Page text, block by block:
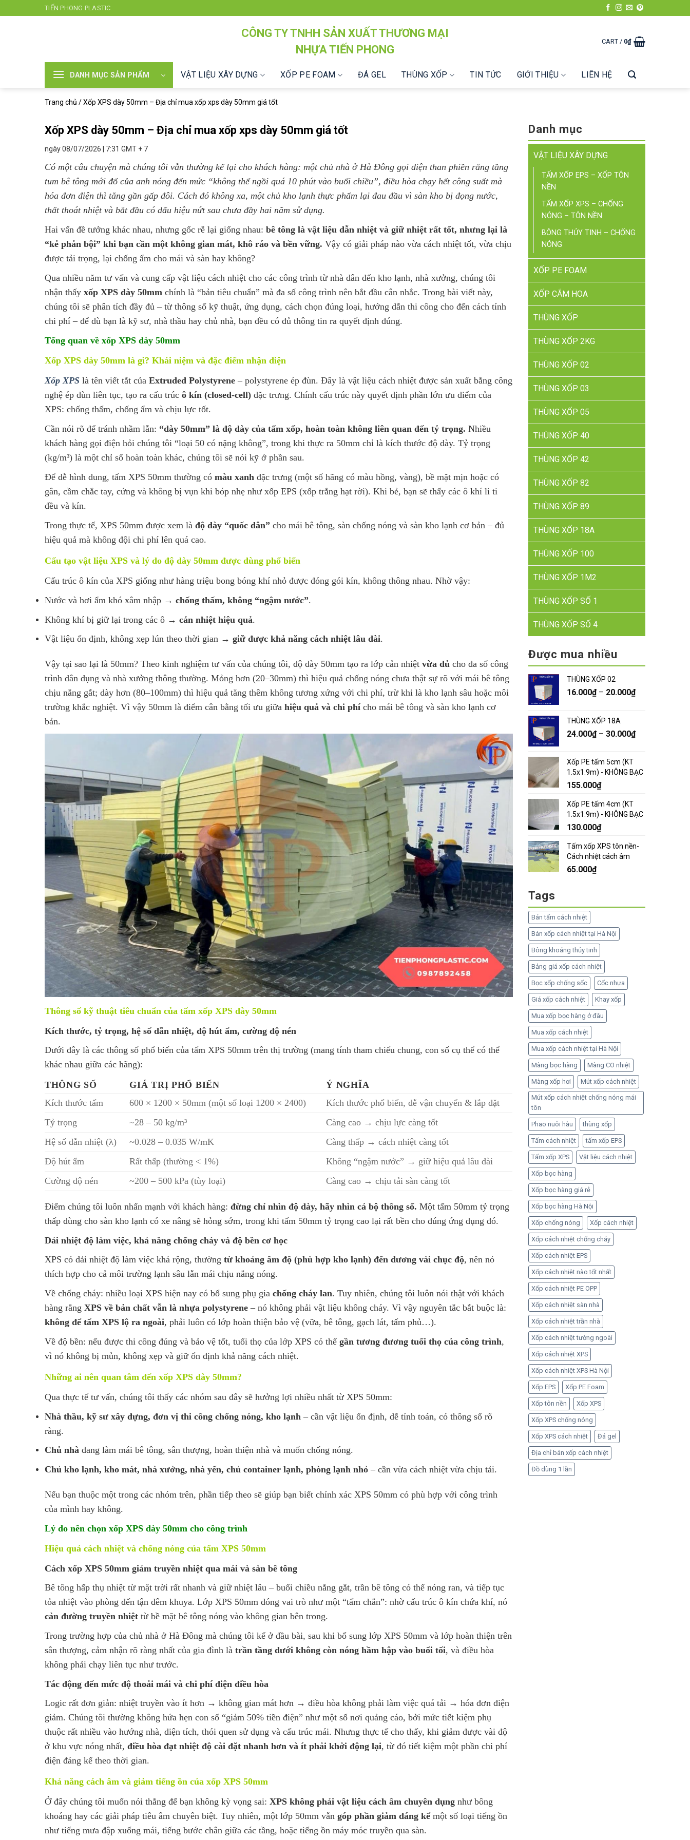
đến
TIẾN PHONG PLASTIC
CÔNG TY TNHH SẢN XUẤT THƯƠNG MẠI
NHỰA TIẾN PHONG
CART / 0₫
DANH MỤC SẢN PHẨM VẬT LIỆU XÂY DỰNG XỐP PE FOAM ĐÁ GEL THÙNG XỐP TIN TỨC GIỚI THIỆU LIÊN HỆ
Trang chủ /Xốp XPS dày 50mm – Địa chỉ mua xốp xps dày 50mm giá tốt
Xốp XPS dày 50mm – Địa chỉ mua xốp xps dày 50mm giá tốt
ngày 08/07/2026 | 7:31 GMT + 7
Có một câu chuyện mà chúng tôi vẫn thường kể lại cho khách hàng: một chủ nhà ở Hà Đông gọi điện than phiền rằng tầng
tum bê tông mới đổ của anh nóng đến mức “không thể ngồi quá 10 phút vào buổi chiều”, điều hòa chạy hết công suất mà
hóa đơn điện thì tăng gần gấp đôi. Cách đó không xa, một chủ kho lạnh thực phẩm lại đau đầu vì sàn kho bị đọng nước,
thất thoát nhiệt và bắt đầu có dấu hiệu nứt sau chưa đầy hai năm sử dụng.
Hai vấn đề tưởng khác nhau, nhưng gốc rễ lại giống nhau: bê tông là vật liệu dẫn nhiệt và giữ nhiệt rất tốt, nhưng lại là
“kẻ phản bội” khi bạn cần một không gian mát, khô ráo và bền vững. Vậy có giải pháp nào vừa cách nhiệt tốt, vừa chịu
được tải trọng, lại chống ẩm cho mái và sàn hay không?
Qua nhiều năm tư vấn và cung cấp vật liệu cách nhiệt cho các công trình từ nhà dân đến kho lạnh, nhà xưởng, chúng tôi
nhận thấy xốp XPS dày 50mm chính là “bản tiêu chuẩn” mà đa số công trình nên bắt đầu cân nhắc. Trong bài viết này,
chúng tôi sẽ phân tích đầy đủ – từ thông số kỹ thuật, ứng dụng, cách chọn đúng loại, hướng dẫn thi công cho đến cách tính
chi phí – để dù bạn là kỹ sư, nhà thầu hay chủ nhà, bạn đều có đủ thông tin ra quyết định đúng.
Tổng quan về xốp XPS dày 50mm
Xốp XPS dày 50mm là gì? Khái niệm và đặc điểm nhận diện
Xốp XPS là tên viết tắt của Extruded Polystyrene – polystyrene ép đùn. Đây là vật liệu cách nhiệt được sản xuất bằng công
nghệ ép đùn liên tục, tạo ra cấu trúc ô kín (closed-cell) đặc trưng. Chính cấu trúc này quyết định phần lớn ưu điểm của
XPS: chống thấm, chống ẩm và chịu lực tốt.
Cần nói rõ để tránh nhầm lẫn: “dày 50mm” là độ dày của tấm xốp, hoàn toàn không liên quan đến tỷ trọng. Nhiều
khách hàng gọi điện hỏi chúng tôi “loại 50 có nặng không”, trong khi thực ra 50mm chỉ là kích thước độ dày. Tỷ trọng
(kg/m³) là một chỉ số hoàn toàn khác, chúng tôi sẽ nói kỹ ở phần sau.
Để dễ hình dung, tấm XPS 50mm thường có màu xanh đặc trưng (một số hãng có màu hồng, vàng), bề mặt mịn hoặc có
gân, cầm chắc tay, cứng và không bị vụn khi bóp nhẹ như xốp EPS (xốp trắng hạt rời). Khi bẻ, bạn sẽ thấy các ô khí li ti
đều và kín.
Trong thực tế, XPS 50mm được xem là độ dày “quốc dân” cho mái bê tông, sàn chống nóng và sàn kho lạnh cơ bản – đủ
hiệu quả mà không đội chi phí lên quá cao.
Cấu tạo vật liệu XPS và lý do độ dày 50mm được dùng phổ biến
Cấu trúc ô kín của XPS giống như hàng triệu bong bóng khí nhỏ được đóng gói kín, không thông nhau. Nhờ vậy:
Nước và hơi ẩm khó xâm nhập → chống thấm, không “ngậm nước”.
Không khí bị giữ lại trong các ô → cản nhiệt hiệu quả.
Vật liệu ổn định, không xẹp lún theo thời gian → giữ được khả năng cách nhiệt lâu dài.
Vậy tại sao lại là 50mm? Theo kinh nghiệm tư vấn của chúng tôi, độ dày 50mm tạo ra lớp cản nhiệt vừa đủ cho đa số công
trình dân dụng và nhà xưởng thông thường. Mỏng hơn (20–30mm) thì hiệu quả chống nóng chưa thật sự rõ với mái bê tông
chịu nắng gắt; dày hơn (80–100mm) thì hiệu quả tăng thêm không tương xứng với chi phí, trừ khi là kho lạnh sâu hoặc môi
trường khắc nghiệt. Vì vậy 50mm là điểm cân bằng tối ưu giữa hiệu quả và chi phí cho mái bê tông và sàn kho lạnh cơ
bản.
Thông số kỹ thuật tiêu chuẩn của tấm xốp XPS dày 50mm
Kích thước, tỷ trọng, hệ số dẫn nhiệt, độ hút ẩm, cường độ nén
Dưới đây là các thông số phổ biến của tấm XPS 50mm trên thị trường (mang tính tham chiếu chung, con số cụ thể có thể
khác nhau giữa các hãng):
THÔNG SỐ
GIÁ TRỊ PHỔ BIẾN
Ý NGHĨA
Kích thước tấm
600 × 1200 × 50mm (một số loại 1200 × 2400)
Kích thước phổ biến, dễ vận chuyển & lắp đặt
Tỷ trọng
~28 – 50 kg/m³
Càng cao → chịu lực càng tốt
Hệ số dẫn nhiệt (λ)
~0.028 – 0.035 W/mK
Càng thấp → cách nhiệt càng tốt
Độ hút ẩm
Rất thấp (thường < 1%)
Không “ngậm nước” → giữ hiệu quả lâu dài
Cường độ nén
~200 – 500 kPa (tùy loại) Càng cao → chịu tải sàn càng tốt
Điểm chúng tôi luôn nhấn mạnh với khách hàng: đừng chỉ nhìn độ dày, hãy nhìn cả bộ thông số. Một tấm 50mm tỷ trọng
thấp dùng cho sàn kho lạnh có xe nâng sẽ hỏng sớm, trong khi tấm 50mm tỷ trọng cao lại rất bền cho đúng ứng dụng đó.
Dải nhiệt độ làm việc, khả năng chống cháy và độ bền cơ học
XPS có dải nhiệt độ làm việc khá rộng, thường từ khoảng âm độ (phù hợp kho lạnh) đến dương vài chục độ, nên nó
thích hợp cho cả môi trường lạnh sâu lẫn mái chịu nắng nóng.
Về chống cháy: nhiều loại XPS hiện nay có bổ sung phụ gia chống cháy lan. Tuy nhiên, chúng tôi luôn nói thật với khách
hàng rằng XPS về bản chất vẫn là nhựa polystyrene – nó không phải vật liệu không cháy. Vì vậy nguyên tắc bắt buộc là:
không để tấm XPS lộ ra ngoài, phải luôn có lớp hoàn thiện bảo vệ (vữa, bê tông, gạch lát, tấm phủ…).
Về độ bền: nếu được thi công đúng và bảo vệ tốt, tuổi thọ của lớp XPS có thể gần tương đương tuổi thọ của công trình,
vì nó không bị mủn, không xẹp và giữ ổn định khả năng cách nhiệt.
Những ai nên quan tâm đến xốp XPS dày 50mm?
Qua thực tế tư vấn, chúng tôi thấy các nhóm sau đây sẽ hưởng lợi nhiều nhất từ XPS 50mm:
Nhà thầu, kỹ sư xây dựng, đơn vị thi công chống nóng, kho lạnh – cần vật liệu ổn định, dễ tính toán, có thông số rõ
ràng.
Chủ nhà đang làm mái bê tông, sân thượng, hoàn thiện nhà và muốn chống nóng.
Chủ kho lạnh, kho mát, nhà xưởng, nhà yến, chủ container lạnh, phòng lạnh nhỏ – cần vừa cách nhiệt vừa chịu tải.
Nếu bạn thuộc một trong các nhóm trên, phần tiếp theo sẽ giúp bạn biết chính xác XPS 50mm có phù hợp với công trình
của mình hay không.
Lý do nên chọn xốp XPS dày 50mm cho công trình
Hiệu quả cách nhiệt và chống nóng của tấm XPS 50mm
Cách xốp XPS 50mm giảm truyền nhiệt qua mái và sàn bê tông
Bê tông hấp thụ nhiệt từ mặt trời rất nhanh và giữ nhiệt lâu – buổi chiều nắng gắt, trần bê tông có thể nóng ran, và tiếp tục
tỏa nhiệt vào phòng đến tận đêm khuya. Lớp XPS 50mm đóng vai trò như một “tấm chắn”: nhờ cấu trúc ô kín chứa khí, nó
cản đường truyền nhiệt từ bề mặt bê tông nóng vào không gian bên trong.
Trong trường hợp của chủ nhà ở Hà Đông mà chúng tôi kể ở đầu bài, sau khi bổ sung lớp XPS 50mm và lớp hoàn thiện trên
sân thượng, cảm nhận rõ ràng nhất của gia đình là trần tầng dưới không còn nóng hầm hập vào buổi tối, và điều hòa
không phải chạy liên tục như trước.
Tác động đến mức độ thoải mái và chi phí điện điều hòa
Logic rất đơn giản: nhiệt truyền vào ít hơn → không gian mát hơn → điều hòa không phải làm việc quá tải → hóa đơn điện
giảm. Chúng tôi thường không hứa hẹn con số “giảm 50% tiền điện” như một số nơi quảng cáo, bởi mức tiết kiệm phụ
thuộc rất nhiều vào hướng nhà, diện tích, thói quen sử dụng và cấu trúc mái. Nhưng thực tế cho thấy, khi giảm được vài độ
ở khu vực nóng nhất, điều hòa đạt nhiệt độ cài đặt nhanh hơn và ít phải khởi động lại, từ đó tiết kiệm một phần chi phí
điện đáng kể theo thời gian.
Khả năng cách âm và giảm tiếng ồn của xốp XPS 50mm
Ở đây chúng tôi muốn nói thẳng để bạn không kỳ vọng sai: XPS không phải vật liệu cách âm chuyên dụng như bông
khoáng hay các giải pháp tiêu âm chuyên biệt. Tuy nhiên, một lớp 50mm vẫn góp phần giảm đáng kểmột số loại tiếng ồn
như tiếng mưa đập xuống mái, tiếng bước chân giữa các tầng, hoặc tiếng ồn máy móc truyền qua sàn.
Danh mục
VẬT LIỆU XÂY DỰNG
TẤM XỐP EPS – XỐP TÔN
NỀN
TẤM XỐP XPS – CHỐNG
NÓNG – TÔN NỀN
BÔNG THỦY TINH – CHỐNG
NÓNG
XỐP PE FOAM
XỐP CẮM HOA
THÙNG XỐP
THÙNG XỐP 2KG
THÙNG XỐP 02
THÙNG XỐP 03
THÙNG XỐP 05
THÙNG XỐP 40
THÙNG XỐP 42
THÙNG XỐP 82
THÙNG XỐP 89
THÙNG XỐP 18A
THÙNG XỐP 100
THÙNG XỐP 1M2
THÙNG XỐP SỐ 1
THÙNG XỐP SỐ 4
Được mua nhiều
THÙNG XỐP 02
16.000₫– 20.000₫
THÙNG XỐP 18A
24.000₫– 30.000₫
Xốp PE tấm 5cm (KT
1.5x1.9m) - KHÔNG BẠC
155.000₫
Xốp PE tấm 4cm (KT
1.5x1.9m) - KHÔNG BẠC
130.000₫
Tấm xốp XPS tôn nền-
Cách nhiệt cách âm
65.000₫
Tags
Bán tấm cách nhiệt
Bán xốp cách nhiệt tại Hà Nội
Bông khoáng thủy tinh
Bảng giá xốp cách nhiệt
Bọc xốp chống sốc Cốc nhựa
Giá xốp cách nhiệt Khay xốp
Mua xốp bọc hàng ở đâu
Mua xốp cách nhiệt
Mua xốp cách nhiệt tại Hà Nội
Màng bọc hàng Màng CO nhiệt
Màng xốp hơi Mút xốp cách nhiệt
Mút xốp cách nhiệt chống nóng mái
tôn
Phao nuôi hàu thùng xốp
Tấm cách nhiệt tấm xốp EPS
Tấm xốp XPS Vật liệu cách nhiệt
Xốp bọc hàng
Xốp bọc hàng giá rẻ
Xốp bọc hàng Hà Nội
Xốp chống nóng Xốp cách nhiệt
Xốp cách nhiệt chống cháy
Xốp cách nhiệt EPS
Xốp cách nhiệt nào tốt nhất
Xốp cách nhiệt PE OPP
Xốp cách nhiệt sàn nhà
Xốp cách nhiệt trần nhà
Xốp cách nhiệt tường ngoài
Xốp cách nhiệt XPS
Xốp cách nhiệt XPS Hà Nội
Xốp EPS Xốp PE Foam
Xốp tôn nền Xốp XPS
Xốp XPS chống nóng
Xốp XPS cách nhiệt Đá gel
Địa chỉ bán xốp cách nhiệt
Đồ dùng 1 lần